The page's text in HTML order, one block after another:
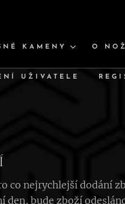
KAMENY O
UŽIVATELE
co nejrychlejší dodání
den, bude zboží